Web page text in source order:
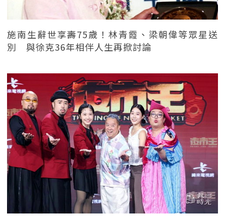
施南生辭世享壽75歲！林青霞、梁朝偉等眾星送
別 與徐克36年相伴人生再掀討論